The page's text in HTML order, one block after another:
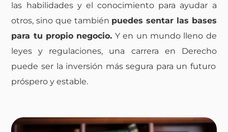
las habilidades y el conocimiento para ayudar a
otros, sino que también puedes sentar las bases
para tu propio negocio. Y en un mundo lleno de
leyes y regulaciones, una carrera en Derecho
puede ser la inversión más segura para un futuro
próspero y estable.